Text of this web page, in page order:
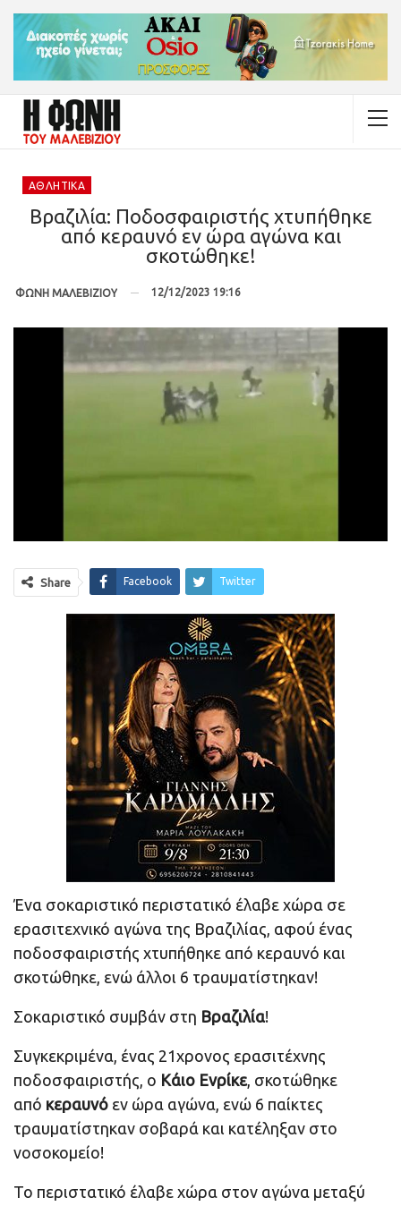
ΑΘΛΗΤΙΚΆ
Βραζιλία: Ποδοσφαιριστής χτυπήθηκε
από κεραυνό εν ώρα αγώνα και
σκοτώθηκε!
ΦΩΝΗ ΜΑΛΕΒΙΖΙΟΥ 12/12/2023 19:16
Share Facebook Twitter
Ένα σοκαριστικό περιστατικό έλαβε χώρα σε
ερασιτεχνικό αγώνα της Βραζιλίας, αφού ένας
ποδοσφαιριστής χτυπήθηκε από κεραυνό και
σκοτώθηκε, ενώ άλλοι 6 τραυματίστηκαν!
Σοκαριστικό συμβάν στη Βραζιλία!
Συγκεκριμένα, ένας 21χρονος ερασιτέχνης
ποδοσφαιριστής, ο Κάιο Ενρίκε, σκοτώθηκε
από κεραυνό εν ώρα αγώνα, ενώ 6 παίκτες
τραυματίστηκαν σοβαρά και κατέληξαν στο
νοσοκομείο!
Το περιστατικό έλαβε χώρα στον αγώνα μεταξύ